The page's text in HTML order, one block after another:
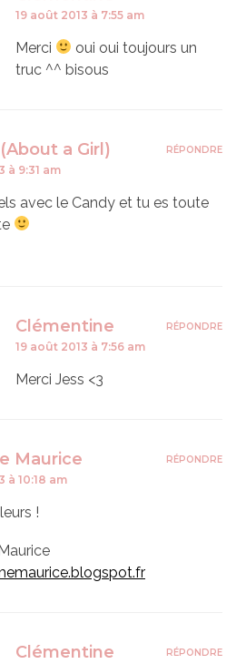
19 août 2013 à 7:55 am
Merci
oui oui toujours un
truc ^^ bisous
a Girl)
à 9:31 am
avec le Candy et tu es toute
RÉPONDRE
Clémentine
19 août 2013 à 7:56 am
Merci Jess <3
RÉPONDRE
Maurice
à 10:18 am
!
RÉPONDRE
Clémentine RÉPONDRE